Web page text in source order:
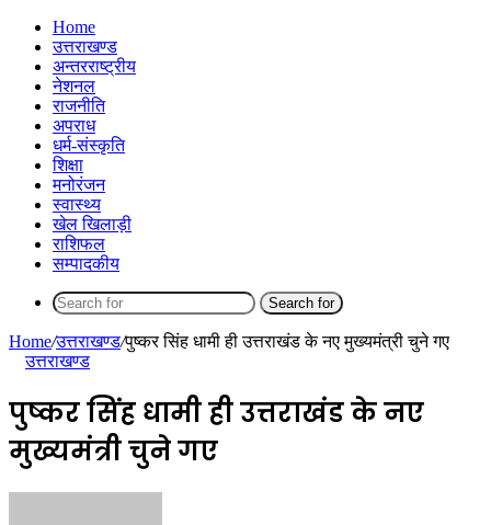
Home
उत्तराखण्ड
अन्तरराष्ट्रीय
नेशनल
राजनीति
अपराध
धर्म-संस्कृति
शिक्षा
मनोरंजन
स्वास्थ्य
खेल खिलाड़ी
राशिफल
सम्पादकीय
Search for
Home/उत्तराखण्ड/पुष्कर सिंह धामी ही उत्तराखंड के नए मुख्यमंत्री चुने गए
उत्तराखण्ड
पुष्कर सिंह धामी ही उत्तराखंड के नए
मुख्यमंत्री चुने गए